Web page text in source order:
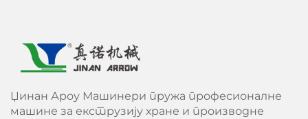
Џинан Ароу Машинери пружа професионалне
машине за екструзију хране и производне